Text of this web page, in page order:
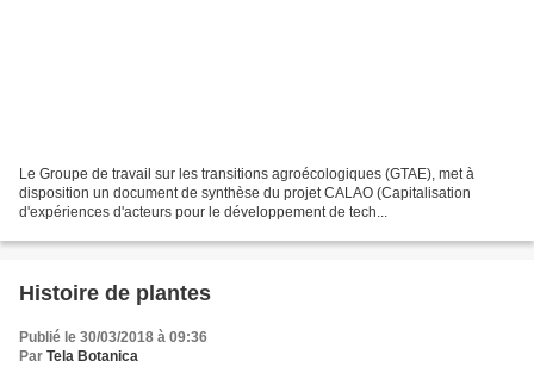
Le Groupe de travail sur les transitions agroécologiques (GTAE), met à
disposition un document de synthèse du projet CALAO (Capitalisation
d'expériences d'acteurs pour le développement de tech...
Histoire de plantes
Publié le 30/03/2018 à 09:36
Par Tela Botanica